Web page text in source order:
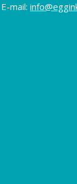
E-mail: